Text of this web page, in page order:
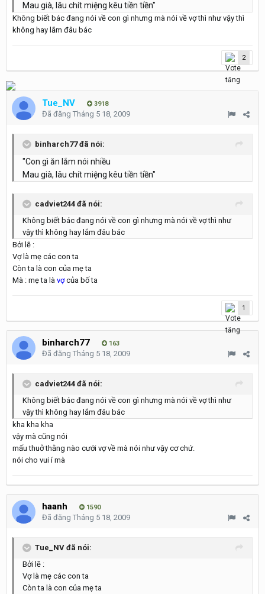
Mau già, lâu chít miệng kêu tiền tiền"
Không biết bác đang nói về con gì nhưng mà nói về vợ thì như vậy thì
không hay lắm đâu bác
2
Tue_NV 3918
Đã đăng Tháng 5 18, 2009
binharch77 đã nói:
"Con gì ăn lắm nói nhiều
Mau già, lâu chít miệng kêu tiền tiền"
cadviet244 đã nói:
Không biết bác đang nói về con gì nhưng mà nói về vợ thì như
vậy thì không hay lắm đâu bác
Bởi lẽ :
Vợ là mẹ các con ta
Còn ta là con của mẹ ta
Mà : mẹ ta là vợcủa bố ta
1
binharch77 163
Đã đăng Tháng 5 18, 2009
cadviet244 đã nói:
Không biết bác đang nói về con gì nhưng mà nói về vợ thì như
vậy thì không hay lắm đâu bác
kha kha kha
vậy mà cũng nói
mấu thuở thằng nào cưới vợ về mà nói như vậy cơ chứ.
nói cho vui í mà
haanh 1590
Đã đăng Tháng 5 18, 2009
Tue_NV đã nói:
Bởi lẽ :
Vợ là mẹ các con ta
Còn ta là con của mẹ ta